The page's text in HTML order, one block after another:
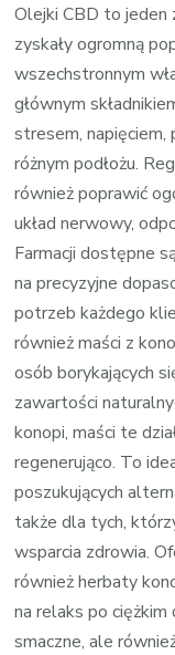
Olejki CBD to
zyskały ogromną
wszechstronnym
głównym
stresem,
różnym podłożu.
również poprawić
układ nerwowy,
Farmacji dostępne
na precyzyjne
potrzeb każdego
również maści z
osób borykających
zawartości
konopi, maści te
regenerująco. To
poszukujących
także dla tych,
wsparcia zdrowia.
również herbaty
na relaks po
smaczne, ale